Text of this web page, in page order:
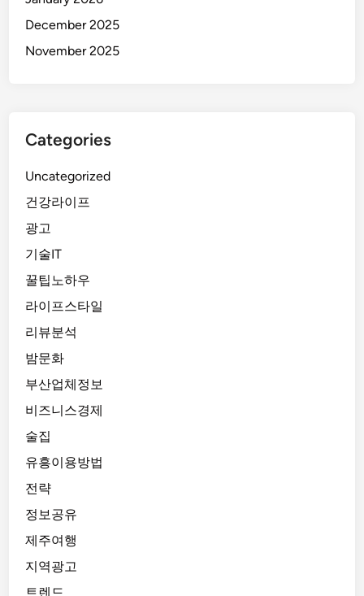
December 2025
November 2025
Categories
Uncategorized
건강라이프
광고
기술IT
꿀팁노하우
라이프스타일
리뷰분석
밤문화
부산업체정보
비즈니스경제
술집
유흥이용방법
전략
정보공유
제주여행
지역광고
트렌드